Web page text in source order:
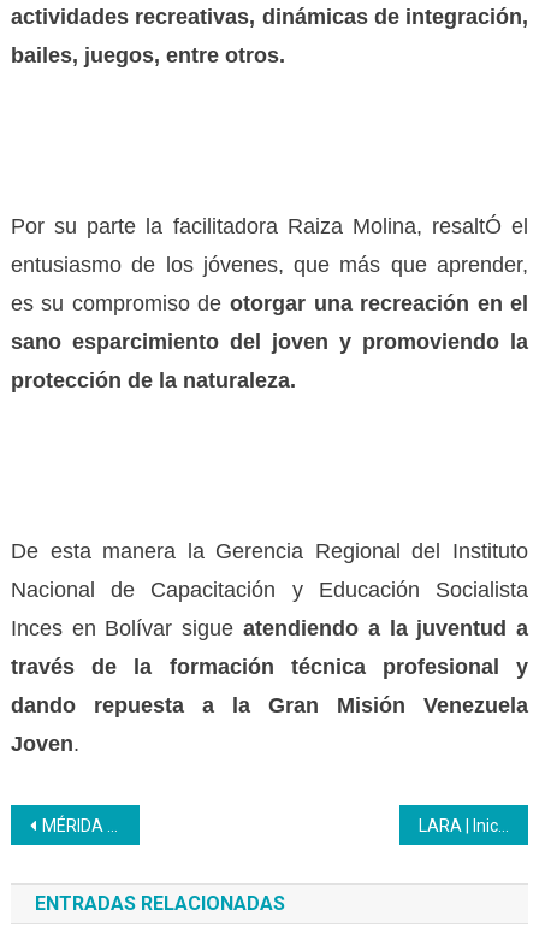
actividades recreativas, dinámicas de integración,
bailes, juegos, entre otros.
Por su parte la facilitadora Raiza Molina, resaltÓ el
entusiasmo de los jóvenes, que más que aprender,
es su compromiso de otorgar una recreación en el
sano esparcimiento del joven y promoviendo la
protección de la naturaleza.
De esta manera la Gerencia Regional del Instituto
Nacional de Capacitación y Educación Socialista
Inces en Bolívar sigue atendiendo a la juventud a
través de la formación técnica profesional y
dando repuesta a la Gran Misión Venezuela
Joven.
Navegación
de
MÉRIDA | Aprendices del Inces compartieron con pacientes del Hospital “Hugo Chávez Frías” en El Vigía LARA | Inicia consulta nacional para la construcción colectiva e integrada de las 7T y las líneas estratégicas del Inces
ENTRADAS RELACIONADAS